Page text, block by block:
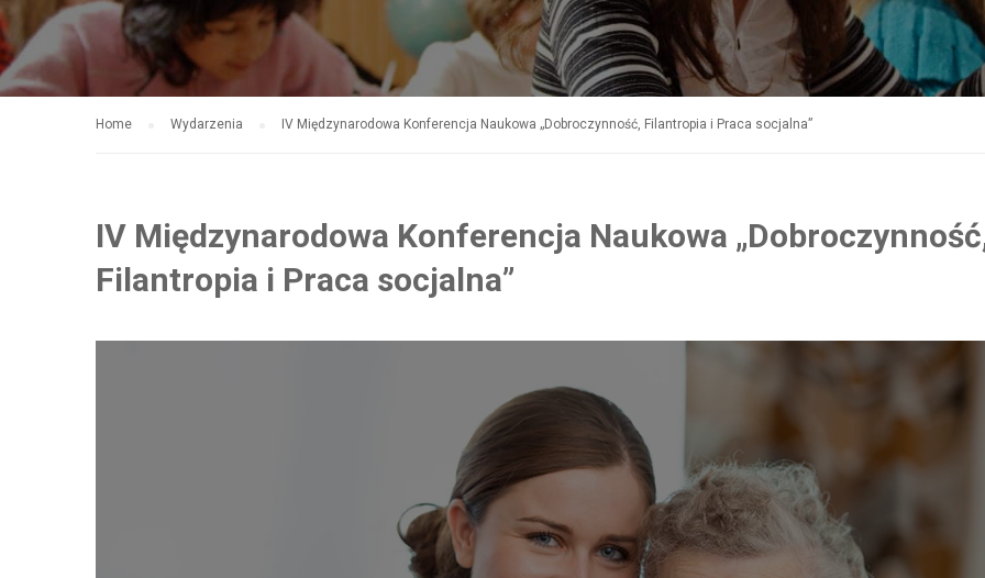
Home Wydarzenia IV Międzynarodowa Konferencja Naukowa „Dobroczynność, Filantropia i Praca socjalna”
IV Międzynarodowa Konferencja Naukowa
Filantropia i Praca socjalna”